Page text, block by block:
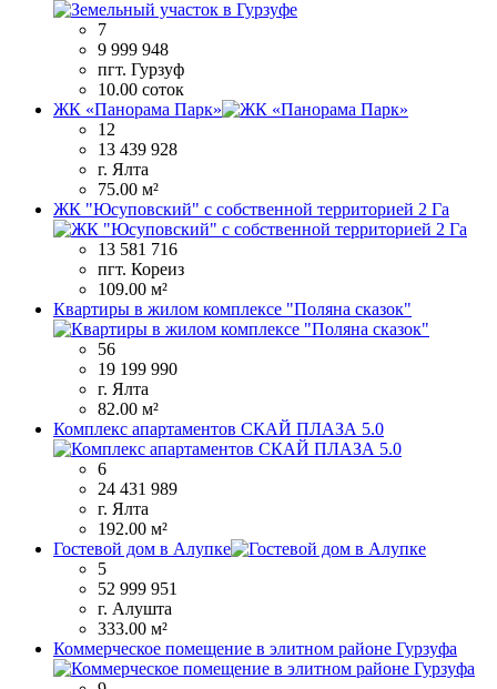
7
9 999 948
пгт. Гурзуф
10.00 соток
ЖК «Панорама Парк»
12
13 439 928
г. Ялта
75.00 м²
ЖК "Юсуповский" с собственной территорией 2 Га
13 581 716
пгт. Кореиз
109.00 м²
Квартиры в жилом комплексе "Поляна сказок"
56
19 199 990
г. Ялта
82.00 м²
Комплекс апартаментов СКАЙ ПЛАЗА 5.0
6
24 431 989
г. Ялта
192.00 м²
Гостевой дом в Алупке
5
52 999 951
г. Алушта
333.00 м²
Коммерческое помещение в элитном районе Гурзуфа